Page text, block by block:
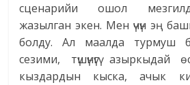
сценарийи ошол
жазылган экен. Мен үчүн эң
болду. Ал маалда турмуш
сезими, түшүнүгү азыркыдай
кыздардын кыска, ачык